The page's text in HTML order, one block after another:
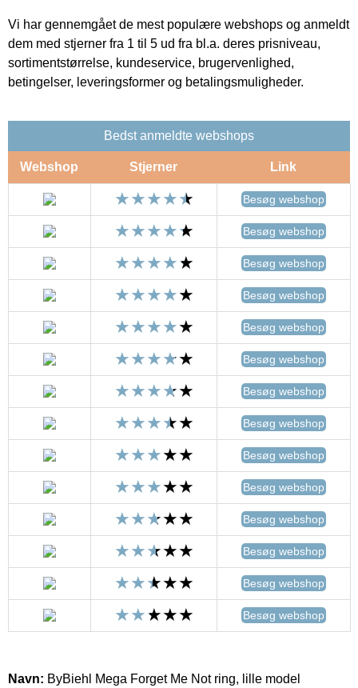
Vi har gennemgået de mest populære webshops og anmeldt
dem med stjerner fra 1 til 5 ud fra bl.a. deres prisniveau,
sortimentstørrelse, kundeservice, brugervenlighed,
betingelser, leveringsformer og betalingsmuligheder.
Bedst anmeldte webshops
Webshop Stjerner Link
Besøg webshop
Besøg webshop
Besøg webshop
Besøg webshop
Besøg webshop
Besøg webshop
Besøg webshop
Besøg webshop
Besøg webshop
Besøg webshop
Besøg webshop
Besøg webshop
Besøg webshop
Besøg webshop
Navn: ByBiehl Mega Forget Me Not ring, lille model